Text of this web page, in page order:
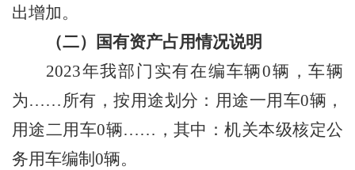
出增加。
（二） 国有资产占用情况说明
2023年我部门 实有在编车辆0辆，车辆
为…… 所有，按用途划分：用途一用车0辆，
用途二用车0辆…… ，其中：机关本级核定公
务用车编制 0辆。